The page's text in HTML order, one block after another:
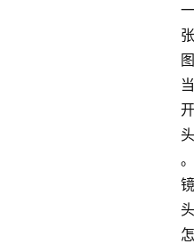
一
张
图
当
开
头
。
镜
头
怎